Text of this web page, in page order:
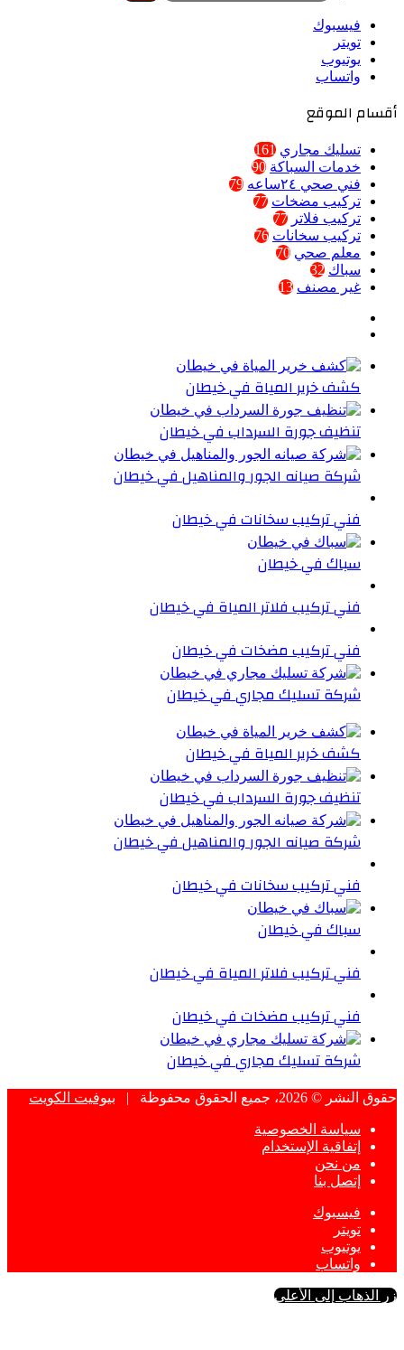
فيسبوك
تويتر
يوتيوب
واتساب
أقسام الموقع
تسليك مجاري 161
خدمات السباكة 90
فني صحي ٢٤ساعه
79
تركيب مضخات 77
تركيب فلاتر 77
تركيب سخانات 76
معلم صحي 70
سباك 32
غير مصنف 13
كشف خرير المياة في خيطان
تنظيف جورة السرداب في خيطان
شركة صيانه الجور والمناهيل في خيطان
فني تركيب سخانات في خيطان
سباك في خيطان
فني تركيب فلاتر المياة في خيطان
فني تركيب مضخات في خيطان
شركة تسليك مجاري في خيطان
كشف خرير المياة في خيطان
تنظيف جورة السرداب في خيطان
شركة صيانه الجور والمناهيل في خيطان
فني تركيب سخانات في خيطان
سباك في خيطان
فني تركيب فلاتر المياة في خيطان
فني تركيب مضخات في خيطان
شركة تسليك مجاري في خيطان
حقوق النشر © 2026، جميع الحقوق محفوظة | بيوفيت الكويت
سياسة الخصوصية
إتفاقية الإستخدام
من نحن
إتصل بنا
فيسبوك
تويتر
يوتيوب
واتساب
زر الذهاب إلى الأعلى